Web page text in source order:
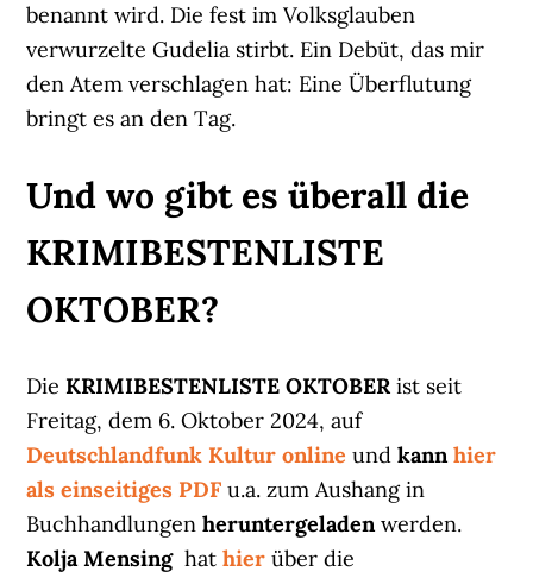
benannt wird. Die fest im Volksglauben
verwurzelte Gudelia stirbt. Ein Debüt, das mir
den Atem verschlagen hat: Eine Überflutung
bringt es an den Tag.
Und wo gibt es überall die
KRIMIBESTENLISTE
OKTOBER?
DieKRIMIBESTENLISTE OKTOBERist seit
Freitag, dem 6. Oktober 2024, auf
Deutschlandfunk Kultur online undkannhier
als einseitiges PDF u.a. zum Aushang in
Buchhandlungenheruntergeladenwerden.
Kolja Mensinghathier über die